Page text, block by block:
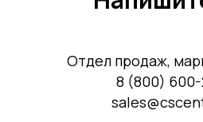
Отдел продаж,
8 (800)